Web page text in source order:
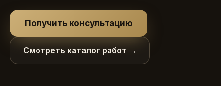
Получить консультацию
Смотреть каталог работ →